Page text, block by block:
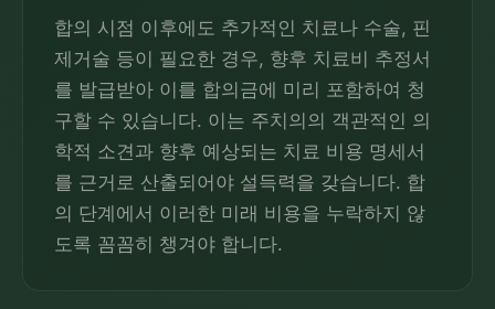
합의 시점 이후에도 추가적인 치료나 수술, 핀
제거술 등이 필요한 경우, 향후 치료비 추정서
를 발급받아 이를 합의금에 미리 포함하여 청
구할 수 있습니다. 이는 주치의의 객관적인 의
학적 소견과 향후 예상되는 치료 비용 명세서
를 근거로 산출되어야 설득력을 갖습니다. 합
의 단계에서 이러한 미래 비용을 누락하지 않
도록 꼼꼼히 챙겨야 합니다.